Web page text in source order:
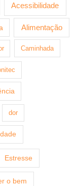
Acessibilidade
Alimentação
Caminhada
dor
Estresse
o bem